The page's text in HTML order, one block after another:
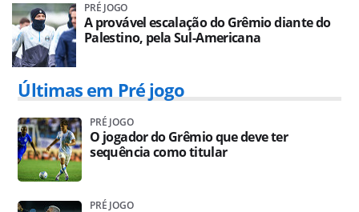
PRÉ JOGO
A provável escalação do Grêmio diante do
Palestino, pela Sul-Americana
Últimas em Pré jogo
PRÉ JOGO
O jogador do Grêmio que deve ter
sequência como titular
PRÉ JOGO